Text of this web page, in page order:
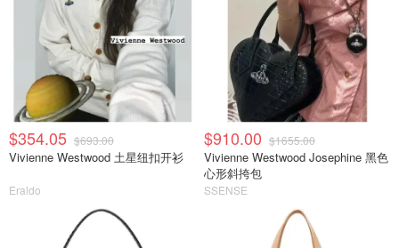
$354.05 $693.00
Vivienne Westwood 土星纽扣开衫
Eraldo
$910.00 $1655.00
Vivienne Westwood Josephine 黑色
心形斜挎包
SSENSE